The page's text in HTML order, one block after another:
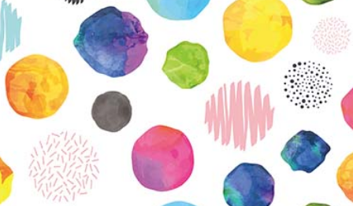
Etkö ole vielä Varhaiskasvatuksen Tietopalvelun
jäsen?
Liity tästä!